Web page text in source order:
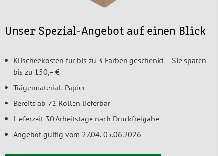
Unser Spezial-Angebot auf einen Blick
Klischeekosten für bis zu 3 Farben geschenkt – Sie sparen
bis zu 150,– €
Trägermaterial: Papier
Bereits ab 72 Rollen lieferbar
Lieferzeit 30 Arbeitstage nach Druckfreigabe
Angebot gültig vom 27.04.-05.06.2026